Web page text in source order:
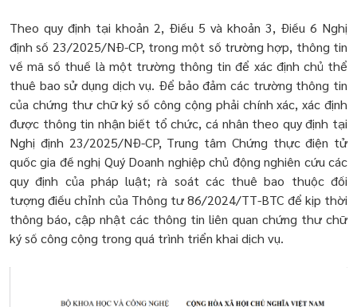
Theo quy định tại khoản 2, Điều 5 và khoản 3, Điều 6 Nghị
định số 23/2025/NĐ-CP, trong một số trường hợp, thông tin
về mã số thuế là một trường thông tin để xác định chủ thể
thuê bao sử dụng dịch vụ. Để bảo đảm các trường thông tin
của chứng thư chữ ký số công cộng phải chính xác, xác định
được thông tin nhận biết tổ chức, cá nhân theo quy định tại
Nghị định 23/2025/NĐ-CP, Trung tâm Chứng thực điện tử
quốc gia đề nghị Quý Doanh nghiệp chủ động nghiên cứu các
quy định của pháp luật; rà soát các thuê bao thuộc đối
tượng điều chỉnh của Thông tư 86/2024/TT-BTC để kịp thời
thông báo, cập nhật các thông tin liên quan chứng thư chữ
ký số công cộng trong quá trình triển khai dịch vụ.